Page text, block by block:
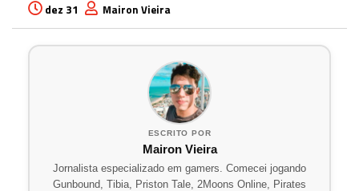
dez 31 Mairon Vieira
ESCRITO POR
Mairon Vieira
Jornalista especializado em gamers. Comecei jogando
Gunbound, Tibia, Priston Tale, 2Moons Online, Pirates